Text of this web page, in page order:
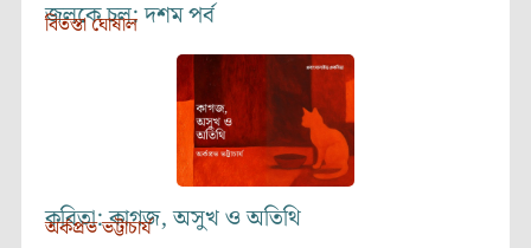
জলকে চল: দশম পর্ব
বিতস্তা ঘোষাল
কবিতা: কাগজ, অসুখ ও অতিথি
অর্কপ্রভ ভট্টাচার্য